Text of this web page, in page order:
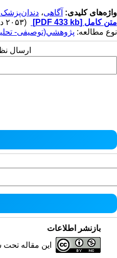
واژه‌های کلیدی: آگاهی،
متن کامل [PDF 433 kb]
(۲۰۵۳ دریافت)
نوع مطالعه: پژوهشي(توصیفی-
ارسال
بازنشر اطلاعات
این مقاله